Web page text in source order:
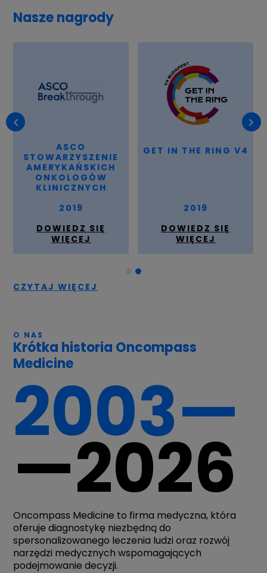
Nasze nagrody
ASCO
STOWARZYSZENIE
AMERYKAŃSKICH
ONKOLOGÓW
KLINICZNYCH
2019
DOWIEDZ SIĘ
WIĘCEJ
GET IN THE RING V4
2019
DOWIEDZ SIĘ
WIĘCEJ
CZYTAJ WIĘCEJ
O NAS
Krótka historia Oncompass
Medicine
2003—
—2026
Oncompass Medicine to firma medyczna, która
oferuje diagnostykę niezbędną do
spersonalizowanego leczenia ludzi oraz rozwój
narzędzi medycznych wspomagających
podejmowanie decyzji.